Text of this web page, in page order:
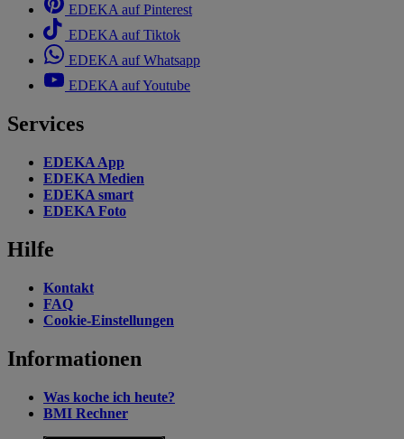
EDEKA auf Pinterest
EDEKA auf Tiktok
EDEKA auf Whatsapp
EDEKA auf Youtube
Services
EDEKA App
EDEKA Medien
EDEKA smart
EDEKA Foto
Hilfe
Kontakt
FAQ
Cookie-Einstellungen
Informationen
Was koche ich heute?
BMI Rechner